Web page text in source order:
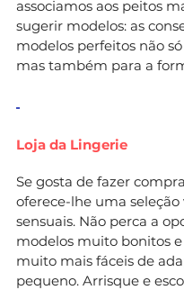
associamos aos peitos
sugerir modelos: as
modelos perfeitos não
mas também para a
Loja da Lingerie
Se gosta de fazer
oferece-lhe uma
sensuais. Não perca a
modelos muito bonitos
muito mais fáceis de
pequeno. Arrisque e